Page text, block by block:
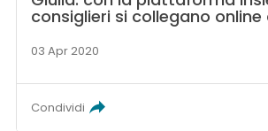
consiglieri si collegano
03 Apr 2020
Condividi